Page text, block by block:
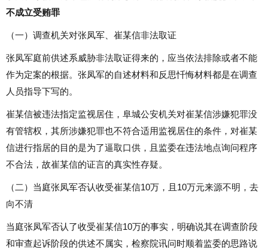
不成立受贿罪
（一）调查机关对张凤军、崔某信非法取证
张凤军庭前供述系威胁非法取证得来的，应当依法排除或者不能
作为定案的根据。张凤军的自述材料和反思忏悔材料都是在调查
人员指导下写的。
崔某信被违法指定监视居住，阜城公安机关对崔某信涉嫌犯罪没
有管辖权，其所涉嫌犯罪也不符合适用监视居住的条件，对崔某
信进行指居的目的是为了逼取口供，且监委在违法地点询问程序
不合法，故崔某信的证言的真实性存疑。
（二）当庭张凤军否认收受崔某信10万，且10万元来源不明，去
向不清
当庭张凤军否认了收受崔某信10万的事实，明确说其在调查阶段
和审查起诉阶段的供述不属实，检察院讯问时顺着监委的思路说